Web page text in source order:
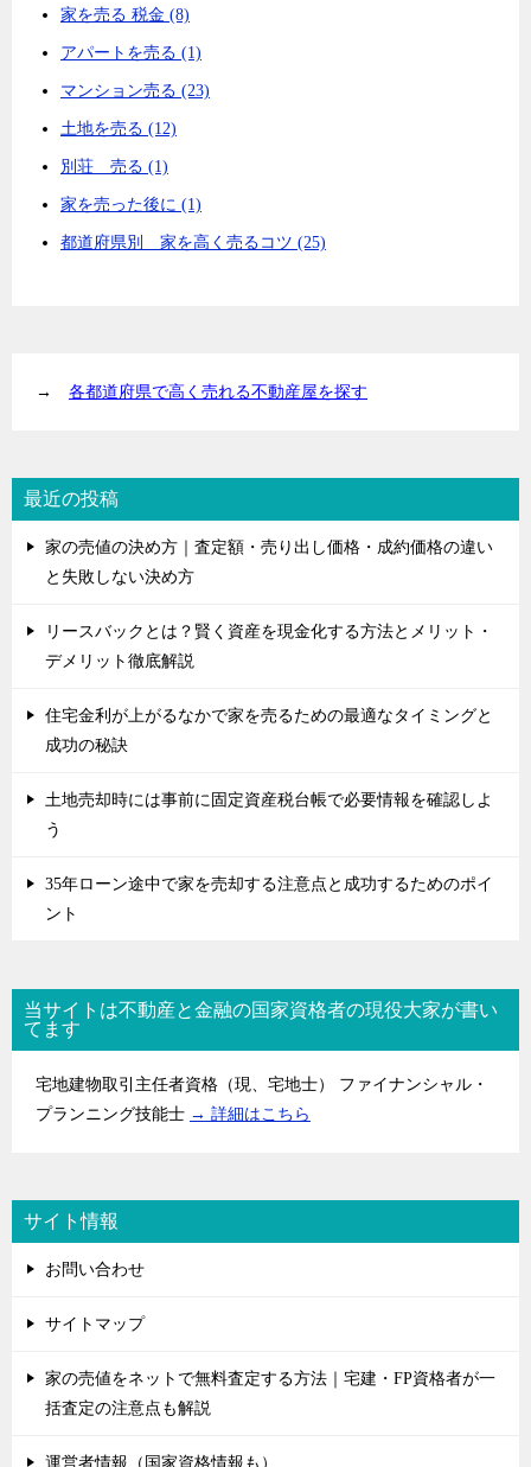
家を売る 税金 (8)
アパートを売る (1)
マンション売る (23)
土地を売る (12)
別荘 売る (1)
家を売った後に (1)
都道府県別 家を高く売るコツ (25)
→ 各都道府県で高く売れる不動産屋を探す
最近の投稿
家の売値の決め方｜査定額・売り出し価格・成約価格の違い
と失敗しない決め方
リースバックとは？賢く資産を現金化する方法とメリット・
デメリット徹底解説
住宅金利が上がるなかで家を売るための最適なタイミングと
成功の秘訣
土地売却時には事前に固定資産税台帳で必要情報を確認しよ
う
35年ローン途中で家を売却する注意点と成功するためのポイ
ント
当サイトは不動産と金融の国家資格者の現役大家が書い
てます
宅地建物取引主任者資格（現、宅地士） ファイナンシャル・
プランニング技能士 → 詳細はこちら
サイト情報
お問い合わせ
サイトマップ
家の売値をネットで無料査定する方法｜宅建・FP資格者が一
括査定の注意点も解説
運営者情報（国家資格情報も）